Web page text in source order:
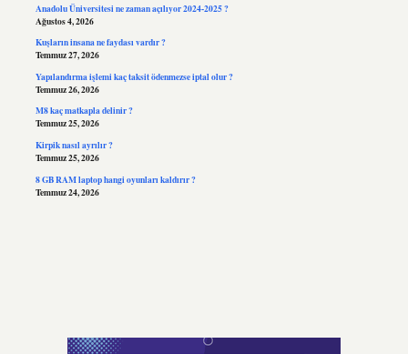
Anadolu Üniversitesi ne zaman açılıyor 2024-2025 ?
Ağustos 4, 2026
Kuşların insana ne faydası vardır ?
Temmuz 27, 2026
Yapılandırma işlemi kaç taksit ödenmezse iptal olur ?
Temmuz 26, 2026
M8 kaç matkapla delinir ?
Temmuz 25, 2026
Kirpik nasıl ayrılır ?
Temmuz 25, 2026
8 GB RAM laptop hangi oyunları kaldırır ?
Temmuz 24, 2026